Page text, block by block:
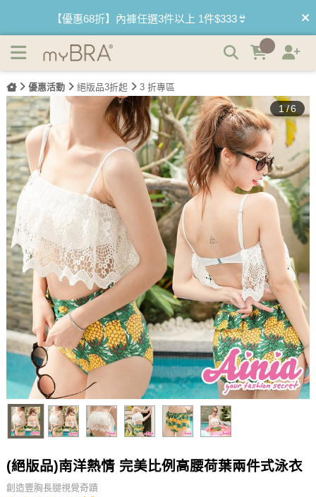
懂妳的內衣品牌
【買內衣免運費】台灣滿1200運費0元🚛
【首購優惠】新客最高可折$150再免運❗
【夏日滿額贈】把衣物壓縮收納袋回家 🌞
【父親節快樂】男內褲5件$999🧔
優惠活動 絕版品3折起 3 折專區
1/6
(絕版品)南洋熱情 完美比例高腰荷葉兩件式泳衣
創造豐胸長腿視覺奇蹟